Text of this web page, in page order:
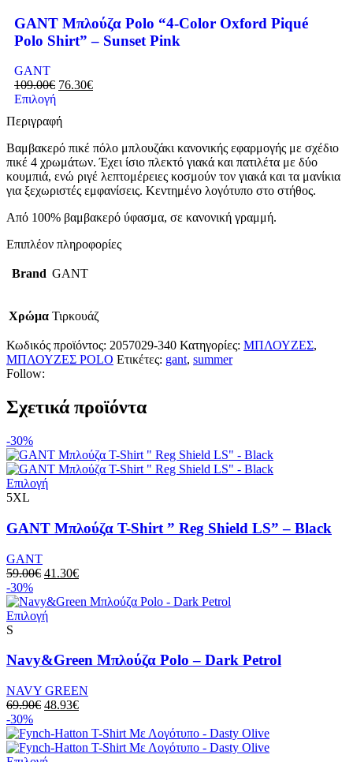
GANT Μπλούζα Polo “4-Color Oxford Piqué
Polo Shirt” – Sunset Pink
GANT
109.00€ 76.30€
Επιλογή
Περιγραφή
Βαμβακερό πικέ πόλο μπλουζάκι κανονικής εφαρμογής με σχέδιο
πικέ 4 χρωμάτων.Έχει ίσιο πλεκτό γιακά και πατιλέτα με δύο
κουμπιά, ενώ ριγέ λεπτομέρειες κοσμούν τον γιακά και τα μανίκια
για ξεχωριστές εμφανίσεις. Κεντημένο λογότυπο στο στήθος.
Από 100% βαμβακερό ύφασμα, σε κανονική γραμμή.
Επιπλέον πληροφορίες
Brand GANT
Χρώμα Τιρκουάζ
Κωδικός προϊόντος: 2057029-340 Κατηγορίες: ΜΠΛΟΥΖΕΣ,
ΜΠΛΟΥΖΕΣ POLO Ετικέτες: gant, summer
Follow:
Σχετικά προϊόντα
-30%
Επιλογή
5XL
GANT Μπλούζα T-Shirt ” Reg Shield LS” – Black
GANT
59.00€ 41.30€
-30%
Επιλογή
S
Navy&Green Mπλούζα Polo – Dark Petrol
NAVY GREEN
69.90€ 48.93€
-30%